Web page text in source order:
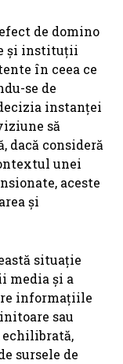
de domino
și instituții
în ceea ce
se de
instanței
să
dacă consideră
unei
aceste
și
situație
media și a
informațiile
sau
echilibrată,
sursele de